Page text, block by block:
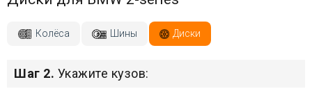
Покупателям
Колёса Шины Диски
Шаг 2. Укажите кузов: